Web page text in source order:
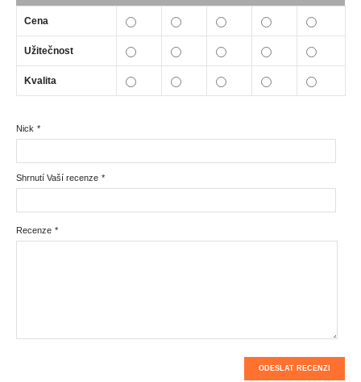
Cena
Užitečnost
Kvalita
*
Nick
*
Shrnutí Vaší recenze
*
Recenze
ODESLAT RECENZI